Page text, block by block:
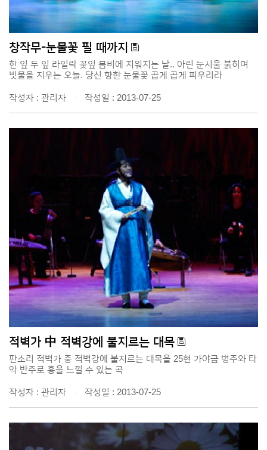
창작무-눈물꽃 필 때까지
한 잎 두 잎 라일락 꽃잎 봄비에 지워지는 날.. 아린 눈시울 붉히며
빗물을 지우는 오늘. 당신 향한 눈물꽃 곱게 곱게 피우리라
작성자 : 관리자 작성일 : 2013-07-25
적벽가 中 적벽강에 불지르는 대목
판소리 적벽가 중 적벽강에 불지르는 대목을 25현 가야금 병주와 타
악 반주로 흥을 느낄 수 있는 곡
작성자 : 관리자 작성일 : 2013-07-25